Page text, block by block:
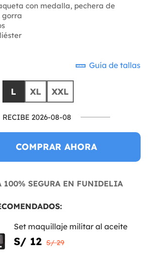
con medalla, pechera de
gorra
Guía de tallas
L XL XXL
RECIBE 2026-08-08
COMPRAR AHORA
100% SEGURA EN FUNIDELIA
Set maquillaje militar al aceite
S/ 12 S/ 29